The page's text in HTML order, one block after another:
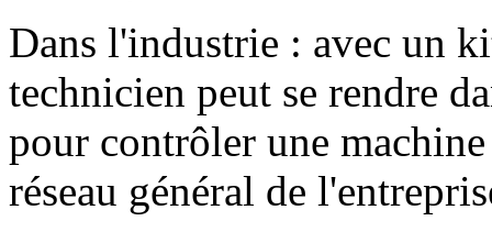
Dans l'industrie : avec un
technicien peut se rendre
pour contrôler une
réseau général de